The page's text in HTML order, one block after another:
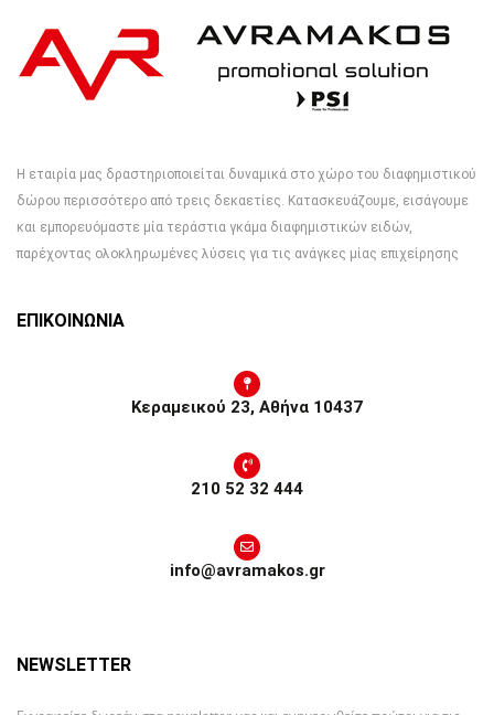
Η εταιρία μας δραστηριοποιείται δυναμικά στο χώρο του διαφημιστικού
δώρου περισσότερο από τρεις δεκαετίες. Κατασκευάζουμε, εισάγουμε
και εμπορευόμαστε μία τεράστια γκάμα διαφημιστικών ειδών,
παρέχοντας ολοκληρωμένες λύσεις για τις ανάγκες μίας επιχείρησης
ΕΠΙΚΟΙΝΩΝΙΑ
Κεραμεικού 23, Αθήνα 10437
210 52 32 444
info@avramakos.gr
NEWSLETTER